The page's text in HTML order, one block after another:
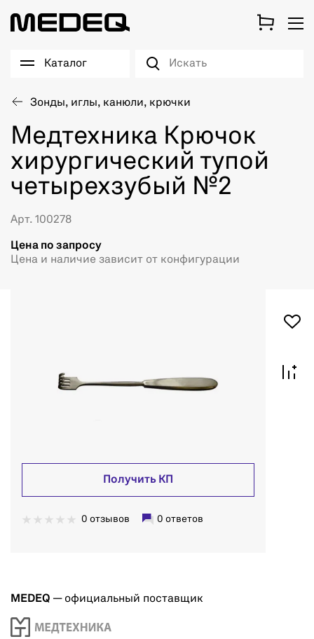
Каталог
Зонды, иглы, канюли, крючки
Медтехника Крючок
хирургический тупой
четырехзубый №2
Арт. 100278
Цена по запросу
Цена и наличие зависит от конфигурации
Получить КП
0 отзывов 0 ответов
MEDEQ — официальный поставщик